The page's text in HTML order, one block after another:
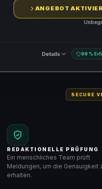
ANGEBOT
Details 99 %
SECURE
REDAKTIONELLE PRÜFUNG
Ein menschliches Team prüft
Meldungen, um die Genauigkeit
erhalten.